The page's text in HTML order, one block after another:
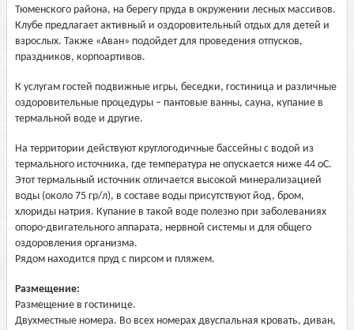
Тюменского района, на берегу пруда в окружении лесных массивов.
Клубе предлагает активный и оздоровительный отдых для детей и
взрослых. Также «Аван» подойдет для проведения отпусков,
праздников, корпоартивов.
К услугам гостей подвижные игры, беседки, гостиница и различные
оздоровительные процедуры – пантовые ванны, сауна, купание в
термальной воде и другие.
На территории действуют круглогодичные бассейны с водой из
термального источника, где температура не опускается ниже 44 оС.
Этот термальный источник отличается высокой минерализацией
воды (около 75 гр/л), в составе воды присутствуют йод, бром,
хлориды натрия. Купание в такой воде полезно при заболеваниях
опоро-двигательного аппарата, нервной системы и для общего
оздоровления организма.
Рядом находится пруд с пирсом и пляжем.
Размещение:
Размещение в гостинице.
Двухместные номера. Во всех номерах двуспальная кровать, диван,